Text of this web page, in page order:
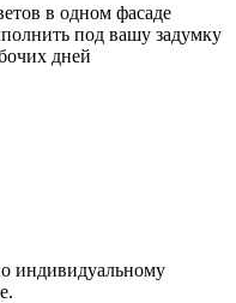
в одном фасаде
под вашу задумку
дней
индивидуальному